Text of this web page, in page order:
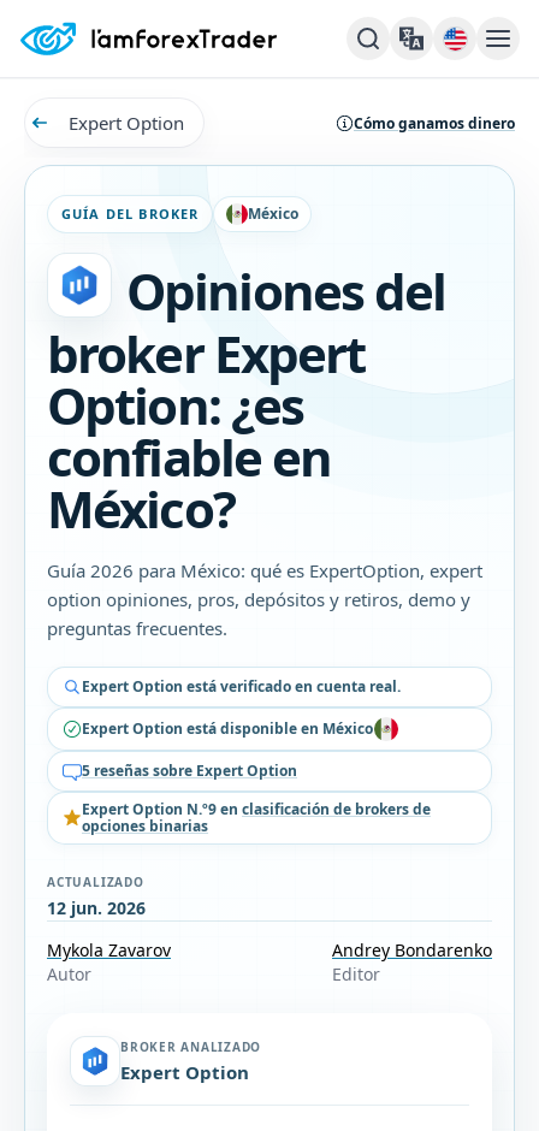
Expert Option Cómo ganamos dinero
GUÍA DEL BROKER México
Opiniones del
broker Expert
Option: ¿es
confiable en
México?
Guía 2026 para México: qué es ExpertOption, expert
option opiniones, pros, depósitos y retiros, demo y
preguntas frecuentes.
Expert Option está verificado en cuenta real.
Expert Option está disponible en México
5 reseñas sobre Expert Option
Expert Option N.º9 en clasificación de brokers de
opciones binarias
ACTUALIZADO
12 jun. 2026
Mykola Zavarov
Autor
Andrey Bondarenko
Editor
BROKER ANALIZADO
Expert Option